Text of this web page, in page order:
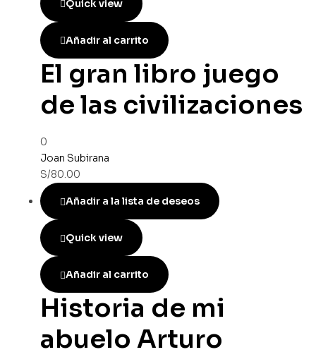
Quick view
Añadir al carrito
El gran libro juego
de las civilizaciones
0
Joan Subirana
S/80.00
Añadir a la lista de deseos
Quick view
Añadir al carrito
Historia de mi
abuelo Arturo